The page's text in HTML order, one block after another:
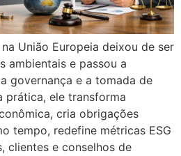
União Europeia deixou de ser
ambientais e passou a
governança e a tomada de
prática, ele transforma
cria obrigações
tempo, redefine métricas ESG
clientes e conselhos de